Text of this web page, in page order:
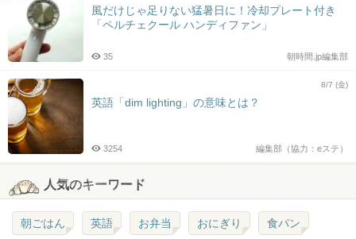
風だけじゃ足りない猛暑日に！冷却プレート付き
「ペルチェクール ハンディファン」
朝時間.jp編集部
35
8/7 (金)
英語「dim lighting」の意味とは？
編集部（協力：eステ）
3254
人気のキーワード
朝ごはん 英語 お弁当 おにぎり 食パン